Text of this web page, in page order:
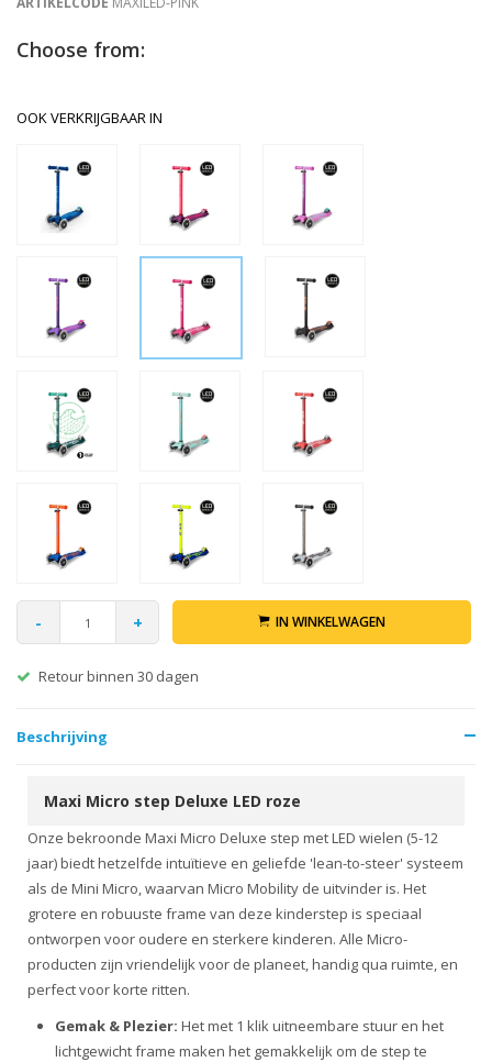
Choose from:
OOK VERKRIJGBAAR IN
- + IN WINKELWAGEN
Retour binnen 30 dagen
Beschrijving
Maxi Micro step Deluxe LED roze
Onze bekroonde Maxi Micro Deluxe step met LED wielen (5-12
jaar) biedt hetzelfde intuïtieve en geliefde 'lean-to-steer' systeem
als de Mini Micro, waarvan Micro Mobility de uitvinder is. Het
grotere en robuuste frame van deze kinderstep is speciaal
ontworpen voor oudere en sterkere kinderen. Alle Micro-
producten zijn vriendelijk voor de planeet, handig qua ruimte, en
perfect voor korte ritten.
Gemak & Plezier: Het met 1 klik uitneembare stuur en het
lichtgewicht frame maken het gemakkelijk om de step te